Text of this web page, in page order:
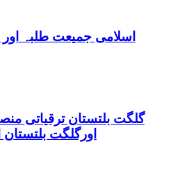
اسلامی جمیعت طلبہ
اورگلگت بلتستان